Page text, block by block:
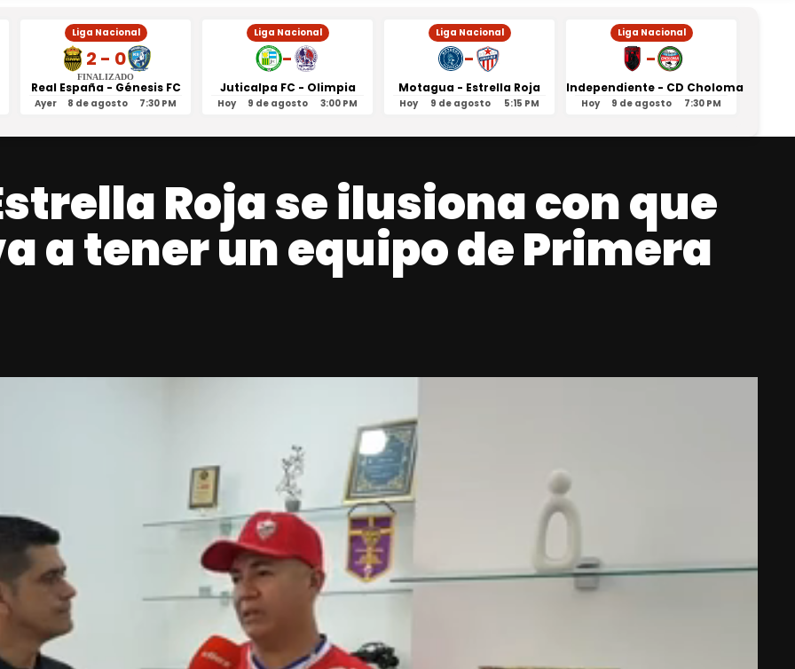
Liga Nacional
2 - 0
FINALIZADO
Real España - Génesis FC
Ayer 8 de agosto 7:30 PM
Liga Nacional
-
Juticalpa FC - Olimpia
Hoy 9 de agosto 3:00 PM
Liga Nacional
-
Motagua - Estrella Roja
Hoy 9 de agosto 5:15 PM
Liga Nacional
-
Independiente - CD Choloma
Hoy 9 de agosto 7:30 PM
Roja se ilusiona con que
a tener un equipo de Primera